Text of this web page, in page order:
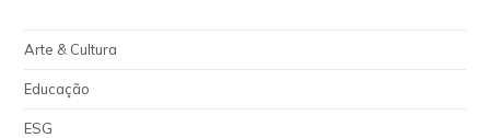
Arte & Cultura
Educação
ESG